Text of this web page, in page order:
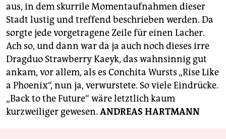
aus, in dem skurrile Momentaufnahmen dieser
Stadt lustig und treffend beschrieben werden. Da
sorgte jede vorgetragene Zeile für einen Lacher.
Ach so, und dann war da ja auch noch dieses irre
Dragduo Strawberry Kaeyk, das wahnsinnig gut
ankam, vor allem, als es Conchita Wursts „Rise Like
a Phoenix“, nun ja, verwurstete. So viele Eindrücke.
„Back to the Future“ wäre letztlich kaum
kurzweiliger gewesen. ANDREAS HARTMANN